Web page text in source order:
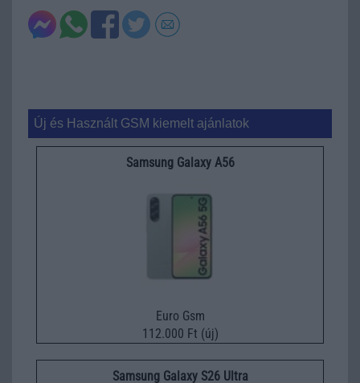
Új és Használt GSM kiemelt ajánlatok
Samsung Galaxy A56
Euro Gsm
112.000 Ft (új)
Samsung Galaxy S26 Ultra